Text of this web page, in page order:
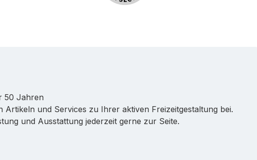
50 Jahren
und Services zu Ihrer aktiven Freizeitgestaltung bei.
und Ausstattung jederzeit gerne zur Seite.